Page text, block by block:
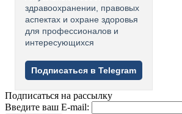
здравоохранении, правовых
аспектах и охране здоровья
для профессионалов и
интересующихся
Подписаться в Telegram
Подписаться на рассылку
Введите ваш E-mail: